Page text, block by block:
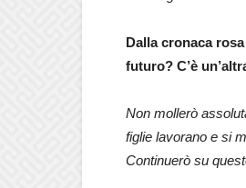
Dalla cronaca
futuro? C’è
Non mollerò
figlie lavorano e si
Continuerò su